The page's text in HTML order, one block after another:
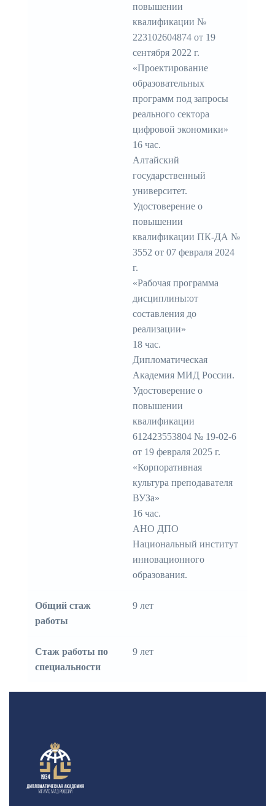
повышении
квалификации №
223102604874 от 19
сентября 2022 г.
«Проектирование
образовательных
программ под запросы
реального сектора
цифровой экономики»
16 час.
Алтайский
государственный
университет.
Удостоверение о
повышении
квалификации ПК-ДА №
3552 от 07 февраля 2024
г.
«Рабочая программа
дисциплины:от
составления до
реализации»
18 час.
Дипломатическая
Академия МИД России.
Удостоверение о
повышении
квалификации
612423553804 № 19-02-6
от 19 февраля 2025 г.
«Корпоративная
культура преподавателя
ВУЗа»
16 час.
АНО ДПО
Национальный институт
инновационного
образования.
Общий стаж
работы
9 лет
Стаж работы по
специальности
9 лет